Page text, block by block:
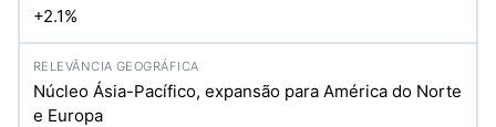
+2.1%
Núcleo Ásia-Pacífico, expansão para América do Norte
e Europa